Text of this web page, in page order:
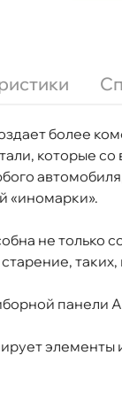
более
которые
«иномарки».
не только
панели
элементы
10.00 - 19.00
12